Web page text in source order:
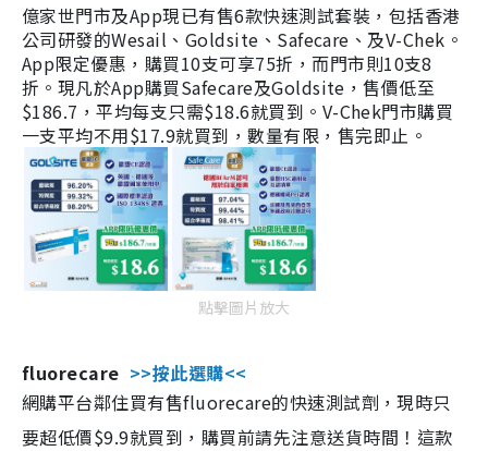
億家世門市及App現已有售6款快速測試套裝，包括香港
公司研發的Wesail、Goldsite、Safecare、及V-Chek。
App限定優惠，購買10支可享75折，而門市則10支8
折。現凡於App購買Safecare及Goldsite，售價低至
$186.7，平均每支只需$18.6就買到。V-Chek門市購買
一支平均不用$17.9就買到，數量有限，售完即止。
點擊圖片放大
fluorecare >>按此選購<<
網購平台鄰住買有售fluorecare的快速測試劑，現時只
要超低價$9.9就買到，購買前請先注意送貨時間！這款